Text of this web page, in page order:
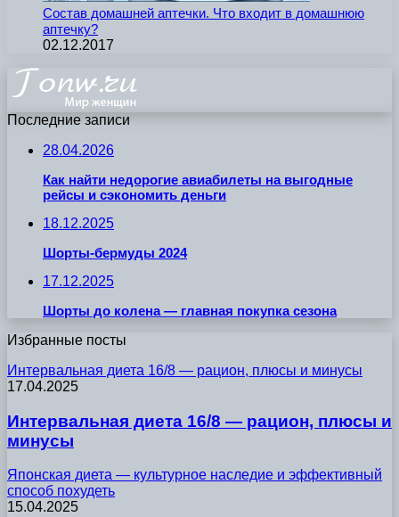
Состав домашней аптечки. Что входит в домашнюю
аптечку?
02.12.2017
Последние записи
28.04.2026
Как найти недорогие авиабилеты на выгодные
рейсы и сэкономить деньги
18.12.2025
Шорты-бермуды 2024
17.12.2025
Шорты до колена — главная покупка сезона
Избранные посты
Интервальная диета 16/8 — рацион, плюсы и минусы
17.04.2025
Интервальная диета 16/8 — рацион, плюсы и
минусы
Японская диета — культурное наследие и эффективный
способ похудеть
15.04.2025